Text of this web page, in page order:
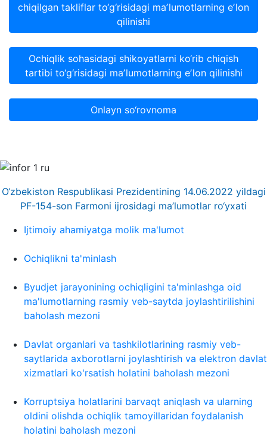
chiqilgan takliflar to‘g‘risidagi maʼlumotlarning eʼlon
qilinishi
Ochiqlik sohasidagi shikoyatlarni ko‘rib chiqish
tartibi to‘g‘risidagi maʼlumotlarning eʼlon qilinishi
Onlayn so‘rovnoma
O‘zbekiston Respublikasi Prezidentining 14.06.2022 yildagi
PF-154-son Farmoni ijrosidagi ma’lumotlar ro‘yxati
Ijtimoiy ahamiyatga molik ma'lumot
Ochiqlikni ta'minlash
Byudjet jarayonining ochiqligini ta'minlashga oid
ma'lumotlarning rasmiy veb-saytda joylashtirilishini
baholash mezoni
Davlat organlari va tashkilotlarining rasmiy veb-
saytlarida axborotlarni joylashtirish va elektron davlat
xizmatlari ko'rsatish holatini baholash mezoni
Korruptsiya holatlarini barvaqt aniqlash va ularning
oldini olishda ochiqlik tamoyillaridan foydalanish
holatini baholash mezoni